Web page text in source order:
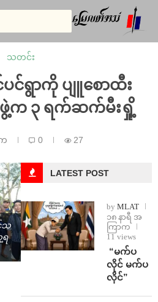
သတင်း
င်ပင်ရွာကို ပျူစောထီး
က ၃ ရက်ဆက်မီးရှို့
0 27
သ
ရ
LATEST POST
by MLAT
၁၈ နာရီ အ
ကြာက
11 views
⁨ ⁨“မက်ပ
လိုင် မက်ပ
လိုင်”